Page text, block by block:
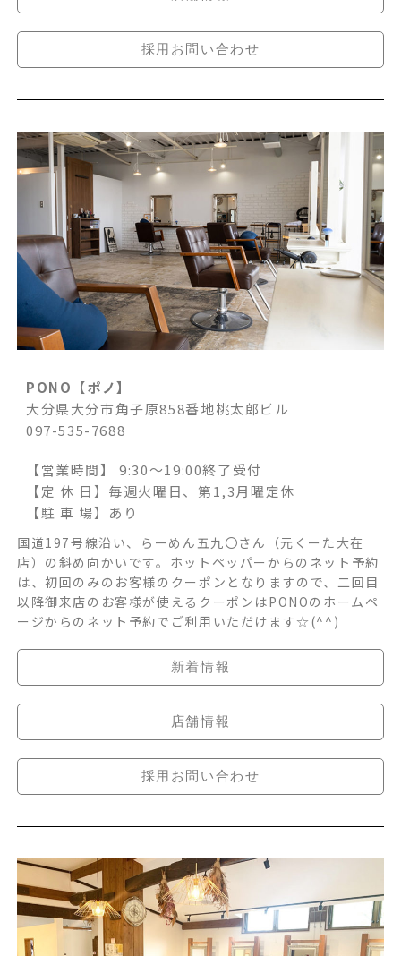
採用お問い合わせ
PONO【ポノ】
大分県大分市角子原858番地桃太郎ビル
097-535-7688
【営業時間】 9:30～19:00終了受付
【定 休 日】 毎週火曜日、第1,3月曜定休
【駐 車 場】 あり
国道197号線沿い、らーめん五九〇さん（元くーた大在
店）の斜め向かいです。ホットペッパーからのネット予約
は、初回のみのお客様のクーポンとなりますので、二回目
以降御来店のお客様が使えるクーポンはPONOのホームペ
ージからのネット予約でご利用いただけます☆(^^)
新着情報
店舗情報
採用お問い合わせ